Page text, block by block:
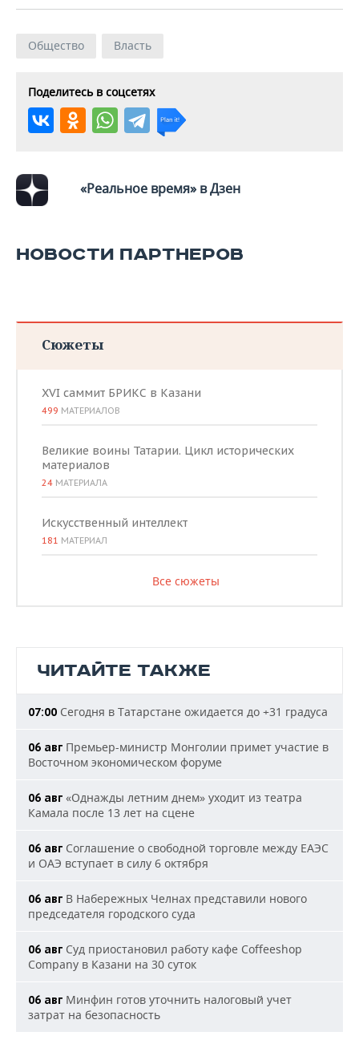
КИБЕРСПОРТ
ФИГУРНОЕ КАТАНИЕ
ВОДНЫЕ ВИДЫ СПОРТА
КУЛЬТУРА
МЕДИЦИНА
ОБРАЗОВАНИЕ
СПИСОК КОМПАНИЙ
Общество Власть
Поделитесь в соцсетях
«Реальное время» в Дзен
НОВОСТИ ПАРТНЕРОВ
Сюжеты
XVI саммит БРИКС в Казани
499 МАТЕРИАЛОВ
Великие воины Татарии. Цикл исторических
материалов
24 МАТЕРИАЛА
Искусственный интеллект
181 МАТЕРИАЛ
Все сюжеты
ЧИТАЙТЕ ТАКЖЕ
07:00 Сегодня в Татарстане ожидается до +31 градуса
06 авг Премьер-министр Монголии примет участие в
Восточном экономическом форуме
06 авг «Однажды летним днем» уходит из театра
Камала после 13 лет на сцене
06 авг Соглашение о свободной торговле между ЕАЭС
и ОАЭ вступает в силу 6 октября
06 авг В Набережных Челнах представили нового
председателя городского суда
06 авг Суд приостановил работу кафе Coffeeshop
Company в Казани на 30 суток
06 авг Минфин готов уточнить налоговый учет
затрат на безопасность